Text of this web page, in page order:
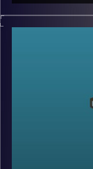
סגול
את
שילוב
בכדי
על
של אנשים